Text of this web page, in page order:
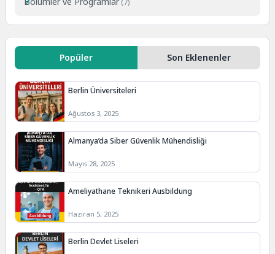
Popüler Son Eklenenler
Berlin Üniversiteleri
Ağustos 3, 2025
Almanya’da Siber Güvenlik Mühendisliği
Mayıs 28, 2025
Ameliyathane Teknikeri Ausbildung
Haziran 5, 2025
Berlin Devlet Liseleri